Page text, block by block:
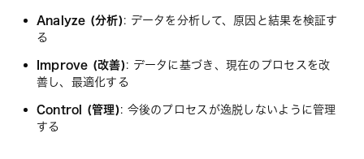
Analyze (分析) : データを分析して、原因と結果を検証す
る
Improve (改善) : データに基づき、現在のプロセスを改
善し、最適化する
Control (管理) : 今後のプロセスが逸脱しないように管理
する